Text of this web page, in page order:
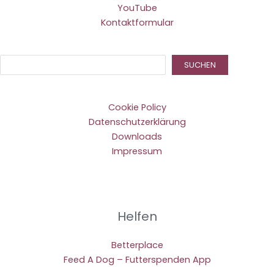
YouTube
Kontaktformular
SUCHEN
Cookie Policy
Datenschutzerklärung
Downloads
Impressum
Helfen
Betterplace
Feed A Dog – Futterspenden App